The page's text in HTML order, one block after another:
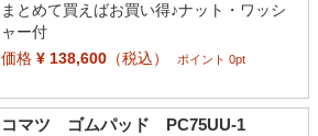
まとめて買えばお買い得♪ナット・ワッシ
ャー付
価格¥ 138,600（税込） ポイント 0pt
コマツ ゴムパッド PC75UU-1